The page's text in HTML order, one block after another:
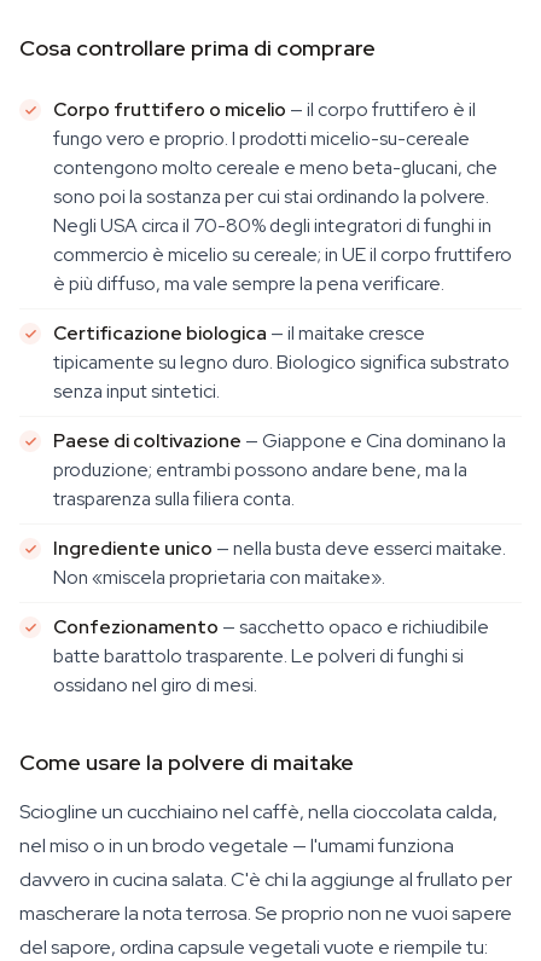
Cosa controllare prima di comprare
Corpo fruttifero o micelio — il corpo fruttifero è il
fungo vero e proprio. I prodotti micelio-su-cereale
contengono molto cereale e meno beta-glucani, che
sono poi la sostanza per cui stai ordinando la polvere.
Negli USA circa il 70-80% degli integratori di funghi in
commercio è micelio su cereale; in UE il corpo fruttifero
è più diffuso, ma vale sempre la pena verificare.
Certificazione biologica — il maitake cresce
tipicamente su legno duro. Biologico significa substrato
senza input sintetici.
Paese di coltivazione — Giappone e Cina dominano la
produzione; entrambi possono andare bene, ma la
trasparenza sulla filiera conta.
Ingrediente unico — nella busta deve esserci maitake.
Non «miscela proprietaria con maitake».
Confezionamento — sacchetto opaco e richiudibile
batte barattolo trasparente. Le polveri di funghi si
ossidano nel giro di mesi.
Come usare la polvere di maitake
Sciogline un cucchiaino nel caffè, nella cioccolata calda,
nel miso o in un brodo vegetale — l'umami funziona
davvero in cucina salata. C'è chi la aggiunge al frullato per
mascherare la nota terrosa. Se proprio non ne vuoi sapere
del sapore, ordina capsule vegetali vuote e riempile tu: